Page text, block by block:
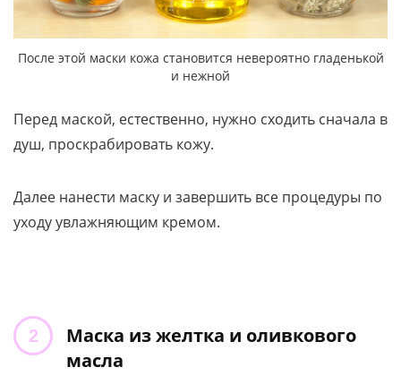
После этой маски кожа становится невероятно гладенькой
и нежной
Перед маской, естественно, нужно сходить сначала в
душ, проскрабировать кожу.
Далее нанести маску и завершить все процедуры по
уходу увлажняющим кремом.
Маска из желтка и оливкового
масла